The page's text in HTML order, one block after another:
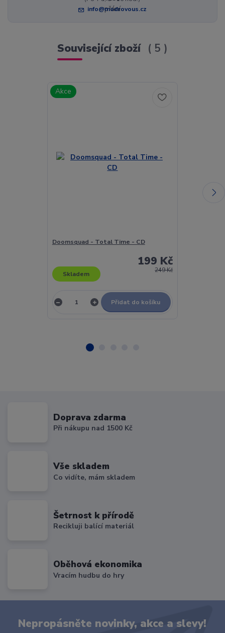
info@modrovous.cz
Související zboží 5
Akce
Doomsquad - Total Time - CD
249 Kč
199 Kč
Skladem
Přidat do košíku
Doprava zdarma
Při nákupu nad 1500 Kč
Vše skladem
Co vidíte, mám skladem
Šetrnost k přírodě
Recikluji balící materiál
Oběhová ekonomika
Vracím hudbu do hry
Nepropásněte novinky, akce a slevy!